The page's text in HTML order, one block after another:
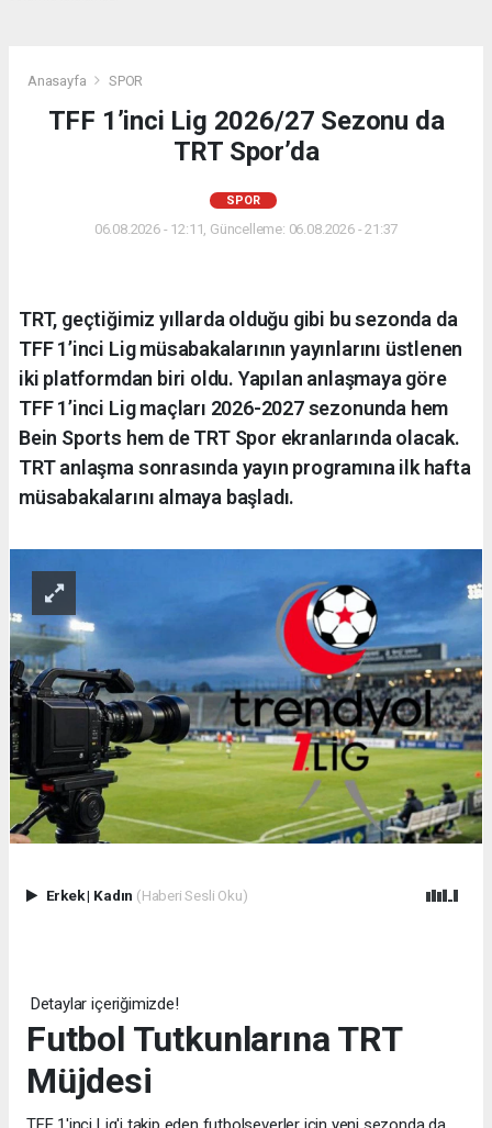
Anasayfa SPOR
TFF 1’inci Lig 2026/27 Sezonu da
TRT Spor’da
SPOR
06.08.2026 - 12:11, Güncelleme: 06.08.2026 - 21:37
TRT, geçtiğimiz yıllarda olduğu gibi bu sezonda da
TFF 1’inci Lig müsabakalarının yayınlarını üstlenen
iki platformdan biri oldu. Yapılan anlaşmaya göre
TFF 1’inci Lig maçları 2026-2027 sezonunda hem
Bein Sports hem de TRT Spor ekranlarında olacak.
TRT anlaşma sonrasında yayın programına ilk hafta
müsabakalarını almaya başladı.
Erkek| Kadın (Haberi Sesli Oku)
Detaylar içeriğimizde!
Futbol Tutkunlarına TRT
Müjdesi